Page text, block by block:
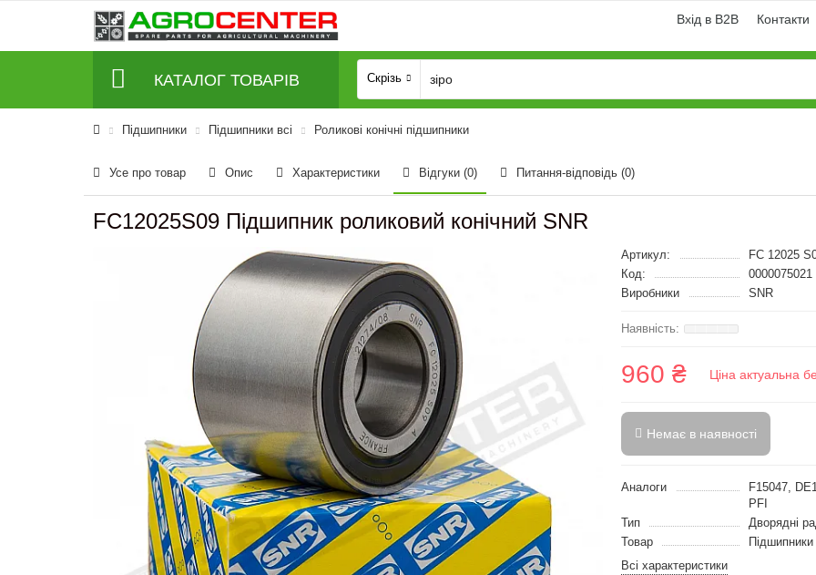
Вхід в B2B Контакти
КАТАЛОГ ТОВАРІВ Скрізь
Підшипники Підшипники всі Роликові конічні підшипники
Усе про товар Опис Характеристики Відгуки (0) Питання-відповідь (0)
FC12025S09 Підшипник роликовий конічний SNR
Артикул:
FC 12025
Код:
0000075021
Виробники
SNR
960 ₴ Ціна актуальна
Немає в наявності
Аналоги
F15047,
PFI
Тип
Дворядні
Товар
Підшипники
Всі характеристики